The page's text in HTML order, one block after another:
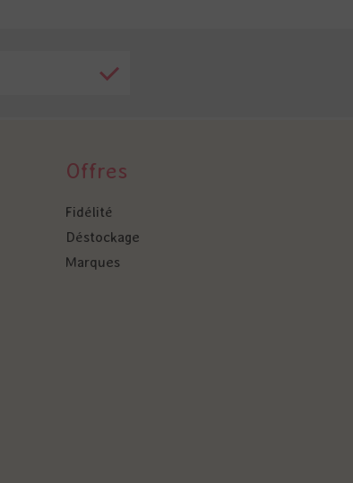
Offres
Fidélité
Déstockage
Marques